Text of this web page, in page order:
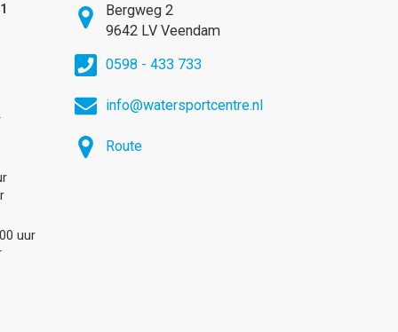
uur
Bergweg 2
9642 LV Veendam
0598 - 433 733
info@watersportcentre.nl
Route